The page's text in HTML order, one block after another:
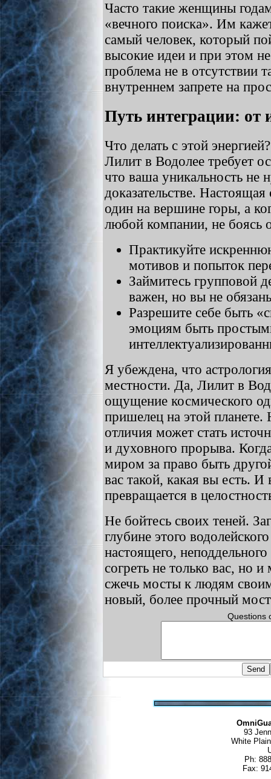
Часто такие женщины
«вечного поиска». Им
самый человек, который
высокие идеи и при этом
проблема не в отсутствии
внутреннем запрете на
Путь интеграции: от
Что делать с этой
Лилит в Водолее требует
что ваша уникальность не
доказательстве.
один на вершине горы, а
любой компании, не боясь
Практикуйте
мотивов и попыток
Займитесь групповой
важен, но вы не
Разрешите себе быть
эмоциям быть
Я убеждена, что
местности. Да, Лилит в
ощущение космического
пришелец на этой
отличия может стать
и духовного прорыва.
миром за право быть
вас такой, какая вы есть.
превращается в
Не бойтесь своих теней.
глубине этого
настоящего,
согреть не только вас, но
сжечь мосты к людям
новый, более прочный
Questions
93
White
Ph:
Fax: